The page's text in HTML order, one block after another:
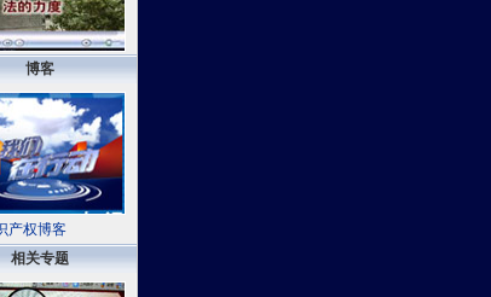
博客
产权博客
相关专题